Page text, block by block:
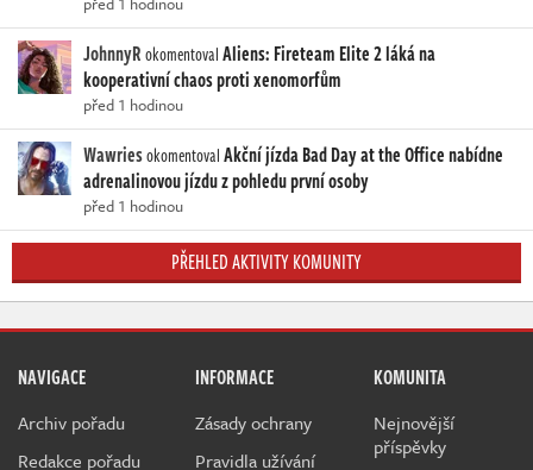
JohnnyRokomentovalAliens: Fireteam Elite 2 láká na
kooperativní chaos proti xenomorfům
před 1 hodinou
WawriesokomentovalAkční jízda Bad Day at the Office nabídne
adrenalinovou jízdu z pohledu první osoby
před 1 hodinou
PŘEHLED AKTIVITY KOMUNITY
NAVIGACE
Archiv pořadu
Redakce pořadu
INFORMACE
Zásady ochrany
Pravidla užívání
KOMUNITA
Nejnovější
příspěvky